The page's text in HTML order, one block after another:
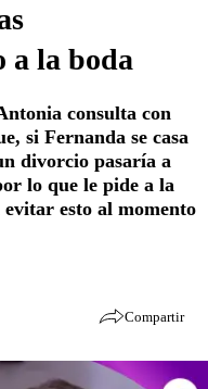
a la boda
consulta con
si Fernanda se casa
divorcio pasaría a
lo que le pide a la
esto al momento
Compartir